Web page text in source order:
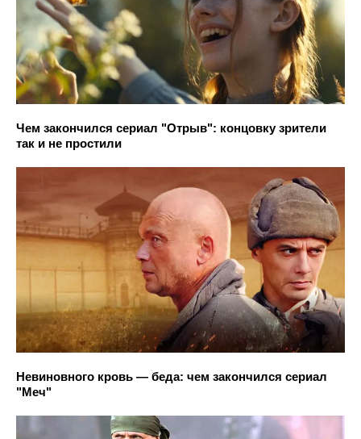
Чем закончился сериал "Отрыв": концовку зрители
так и не простили
Невиновного кровь — беда: чем закончился сериал
"Меч"